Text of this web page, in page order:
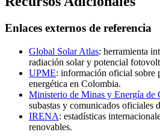
Enlaces externos de referencia
Global Solar Atlas: herramienta
radiación solar y potencial
UPME: información oficial sobre
energética en Colombia.
Ministerio de Minas y Energía de
subastas y comunicados oficiales
IRENA: estadísticas
renovables.